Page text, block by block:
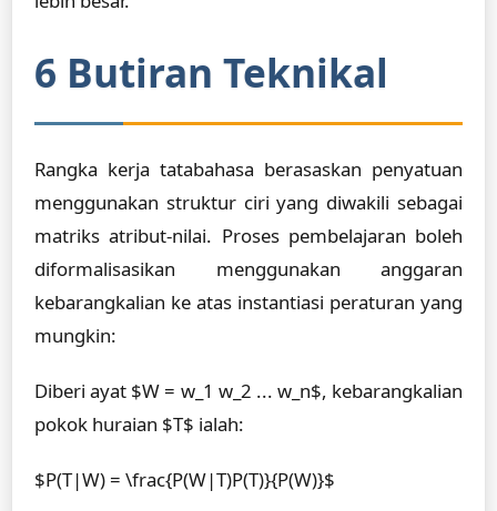
6 Butiran Teknikal
Rangka kerja tatabahasa berasaskan penyatuan
menggunakan struktur ciri yang diwakili sebagai
matriks atribut-nilai. Proses pembelajaran boleh
diformalisasikan menggunakan anggaran
kebarangkalian ke atas instantiasi peraturan yang
mungkin:
Diberi ayat $W = w_1 w_2 ... w_n$, kebarangkalian
pokok huraian $T$ ialah:
$P(T|W) = \frac{P(W|T)P(T)}{P(W)}$